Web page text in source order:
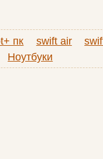
пк swift air
Ноутбуки